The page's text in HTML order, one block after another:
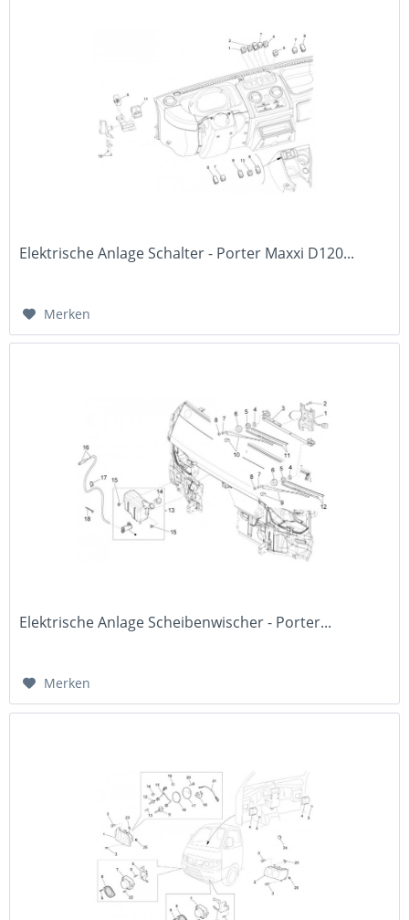
Elektrische Anlage Schalter - Porter Maxxi D120...
Merken
Elektrische Anlage Scheibenwischer - Porter...
Merken